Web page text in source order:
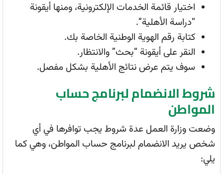
اختيار قائمة الخدمات الإلكترونية، ومنها أيقونة
“دراسة الأهلية”.
كتابة رقم الهوية الوطنية الخاصة بك.
النقر على أيقونة “بحث” والانتظار.
سوف يتم عرض نتائج الأهلية بشكل مفصل.
شروط الانضمام لبرنامج حساب
المواطن
وضعت وزارة العمل عدة شروط يجب توافرها في أي
شخص يريد الانضمام لبرنامج حساب المواطن، وهي كما
يلي: